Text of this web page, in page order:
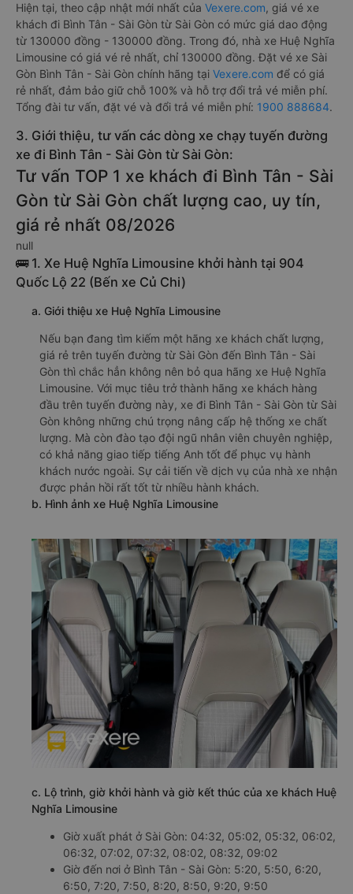
Hiện tại, theo cập nhật mới nhất của Vexere.com, giá vé xe
khách đi Bình Tân - Sài Gòn từ Sài Gòn có mức giá dao động
từ 130000 đồng - 130000 đồng. Trong đó, nhà xe Huệ Nghĩa
Limousine có giá vé rẻ nhất, chỉ 130000 đồng. Đặt vé xe Sài
Gòn Bình Tân - Sài Gòn chính hãng tại Vexere.com để có giá
rẻ nhất, đảm bảo giữ chỗ 100% và hỗ trợ đổi trả vé miễn phí.
Tổng đài tư vấn, đặt vé và đổi trả vé miễn phí: 1900 888684.
3. Giới thiệu, tư vấn các dòng xe chạy tuyến đường
xe đi Bình Tân - Sài Gòn từ Sài Gòn:
Tư vấn TOP 1 xe khách đi Bình Tân - Sài
Gòn từ Sài Gòn chất lượng cao, uy tín,
giá rẻ nhất 08/2026
null
🚌 1. Xe Huệ Nghĩa Limousine khởi hành tại 904
Quốc Lộ 22 (Bến xe Củ Chi)
a. Giới thiệu xe Huệ Nghĩa Limousine
Nếu bạn đang tìm kiếm một hãng xe khách chất lượng,
giá rẻ trên tuyến đường từ Sài Gòn đến Bình Tân - Sài
Gòn thì chắc hẳn không nên bỏ qua hãng xe Huệ Nghĩa
Limousine. Với mục tiêu trở thành hãng xe khách hàng
đầu trên tuyến đường này, xe đi Bình Tân - Sài Gòn từ Sài
Gòn không những chú trọng nâng cấp hệ thống xe chất
lượng. Mà còn đào tạo đội ngũ nhân viên chuyên nghiệp,
có khả năng giao tiếp tiếng Anh tốt để phục vụ hành
khách nước ngoài. Sự cải tiến về dịch vụ của nhà xe nhận
được phản hồi rất tốt từ nhiều hành khách.
b. Hình ảnh xe Huệ Nghĩa Limousine
c. Lộ trình, giờ khởi hành và giờ kết thúc của xe khách Huệ
Nghĩa Limousine
Giờ xuất phát ở Sài Gòn: 04:32, 05:02, 05:32, 06:02,
06:32, 07:02, 07:32, 08:02, 08:32, 09:02
Giờ đến nơi ở Bình Tân - Sài Gòn: 5:20, 5:50, 6:20,
6:50, 7:20, 7:50, 8:20, 8:50, 9:20, 9:50